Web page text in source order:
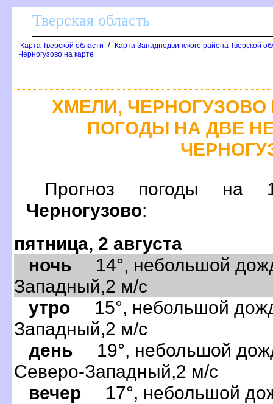
Тверская область
Карта Тверской области /
Карта Западнодвинского района Тверской
Черногузово на карте
ХМЕЛИ,
ПОГОДЫ НА ДВЕ
Прогноз погоды
Черногузово:
пятница, 2 августа
ночь 14°, небольшой
Западный,2 м/с
утро 15°, небольшой
Западный,2 м/с
день 19°, небольшой
Северо-Западный,2 м/с
вечер 17°, небольшой